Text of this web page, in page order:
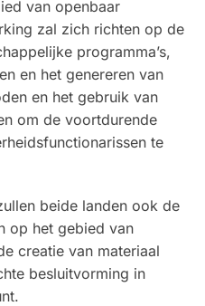
van openbaar
zal zich richten op de
programma’s,
en het genereren van
en het gebruik van
om de voortdurende
te
beide landen ook de
op het gebied van
creatie van materiaal
besluitvorming in